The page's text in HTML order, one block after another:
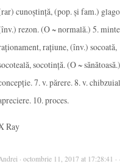
cunoștință, (pop. și fam.)
rezon. (O ~ normală.) 5.
rațiune, (înv.) socoată,
socotință. (O ~
7. v. părere. 8. v.
10. proces.
Ray
· octombrie 11, 2017 at 17:28:41